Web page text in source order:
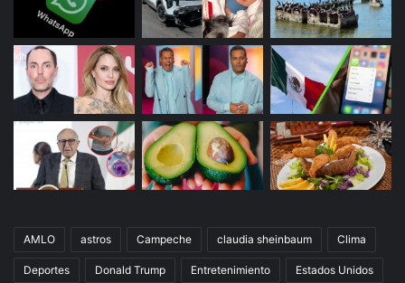
AMLO astros Campeche claudia sheinbaum Clima
Deportes Donald Trump Entretenimiento Estados Unidos